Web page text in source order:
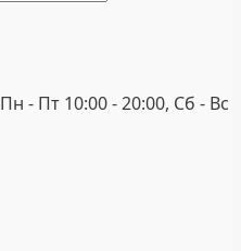
Пн - Пт 10:00 - 20:00, Сб - Вс